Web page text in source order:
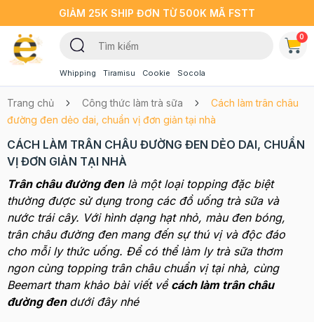
GIẢM 25K SHIP ĐƠN TỪ 500K MÃ FSTT
Whipping Tiramisu Cookie Socola
0
Trang chủ Công thức làm trà sữa
Cách làm trân châu
đường đen dẻo dai, chuẩn vị đơn giản tại nhà
CÁCH LÀM TRÂN CHÂU ĐƯỜNG ĐEN DẺO DAI, CHUẨN
VỊ ĐƠN GIẢN TẠI NHÀ
Trân châu đường đenlà một loại topping đặc biệt
thường được sử dụng trong các đồ uống trà sữa và
nước trái cây. Với hình dạng hạt nhỏ, màu đen bóng,
trân châu đường đen mang đến sự thú vị và độc đáo
cho mỗi ly thức uống. Để có thể làm ly trà sữa thơm
ngon cùng topping trân châu chuẩn vị tại nhà, cùng
Beemart tham khảo bài viết về cách làm trân châu
đường đen dưới đây nhé